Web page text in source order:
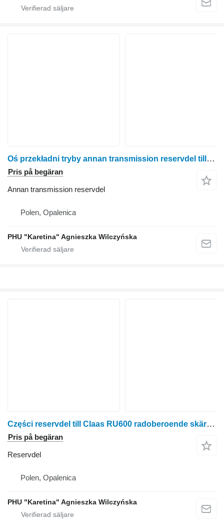
Oś przekładni tryby annan transmission reservdel till Claas RU600 radoberoende skärbord för majsskörd
Pris på begäran
Annan transmission reservdel
Polen, Opalenica
PHU "Karetina" Agnieszka Wilczyńska
Części reservdel till Claas RU600 radoberoende skärbord för majsskörd
Pris på begäran
Reservdel
Polen, Opalenica
PHU "Karetina" Agnieszka Wilczyńska